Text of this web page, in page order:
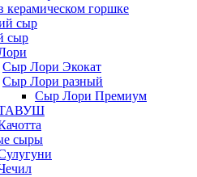
керамическом горшке
сыр
сыр
Сыр Лори Экокат
Сыр Лори разный
Сыр Лори Премиум
сыры